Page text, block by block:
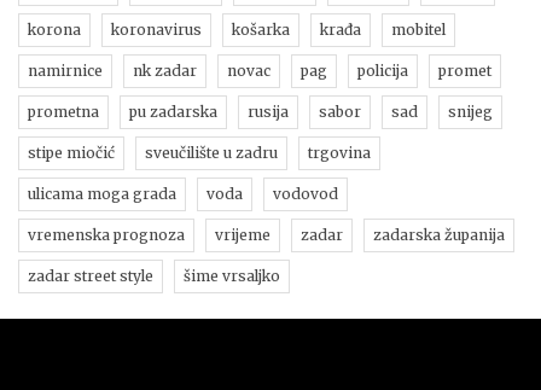
korona koronavirus košarka krađa mobitel
namirnice nk zadar novac pag policija promet
prometna pu zadarska rusija sabor sad snijeg
stipe miočić sveučilište u zadru trgovina
ulicama moga grada voda vodovod
vremenska prognoza vrijeme zadar zadarska županija
zadar street style šime vrsaljko